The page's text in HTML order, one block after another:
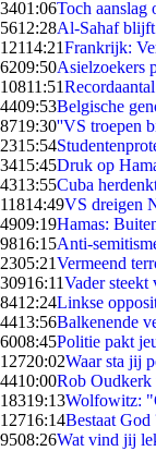
3401:06Toch aanslag
5612:28Al-Sahaf blijft
12114:21Frankrijk:
6209:50Asielzoekers
10811:51
4409:53Belgische
8719:30''VS troepen
2315:54
3415:45Druk op
4313:55Cuba
11814:49VS dreigen
4909:19Hamas:
9816:15Anti-
2305:21Vermeend
30916:11Vader steekt
8412:24Linkse
4413:56Balkenende
6008:45Politie pakt
12720:02Waar sta jij
4410:00Rob Oudkerk
18319:13Wolfowitz:
12716:14Bestaat God
9508:26Wat vind jij